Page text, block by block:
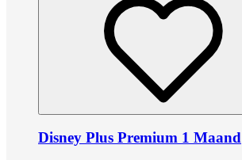
Disney Plus Premium 1 Maand